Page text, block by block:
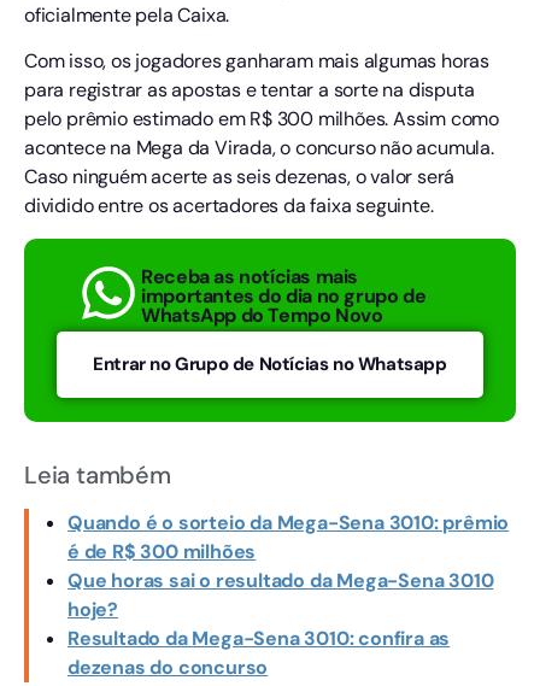
oficialmente pela Caixa.
Com isso, os jogadores ganharam mais algumas horas
para registrar as apostas e tentar a sorte na disputa
pelo prêmio estimado em R$ 300 milhões. Assim como
acontece na Mega da Virada, o concurso não acumula.
Caso ninguém acerte as seis dezenas, o valor será
dividido entre os acertadores da faixa seguinte.
Receba as notícias mais
importantes do dia no grupo de
WhatsApp do Tempo Novo
Entrar no Grupo de Notícias no Whatsapp
Leia também
Quando é o sorteio da Mega-Sena 3010: prêmio
é de R$ 300 milhões
Que horas sai o resultado da Mega-Sena 3010
hoje?
Resultado da Mega-Sena 3010: confira as
dezenas do concurso